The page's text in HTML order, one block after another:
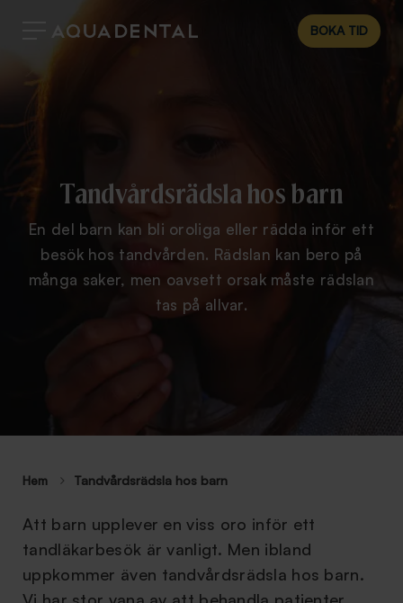
BOKA TID
Tandvårdsrädsla hos barn
En del barn kan bli oroliga eller rädda inför ett
besök hos tandvården. Rädslan kan bero på
många saker, men oavsett orsak måste rädslan
tas på allvar.
Hem Tandvårdsrädsla hos barn
Att barn upplever en viss oro inför ett
tandläkarbesök är vanligt. Men ibland
uppkommer även tandvårdsrädsla hos barn.